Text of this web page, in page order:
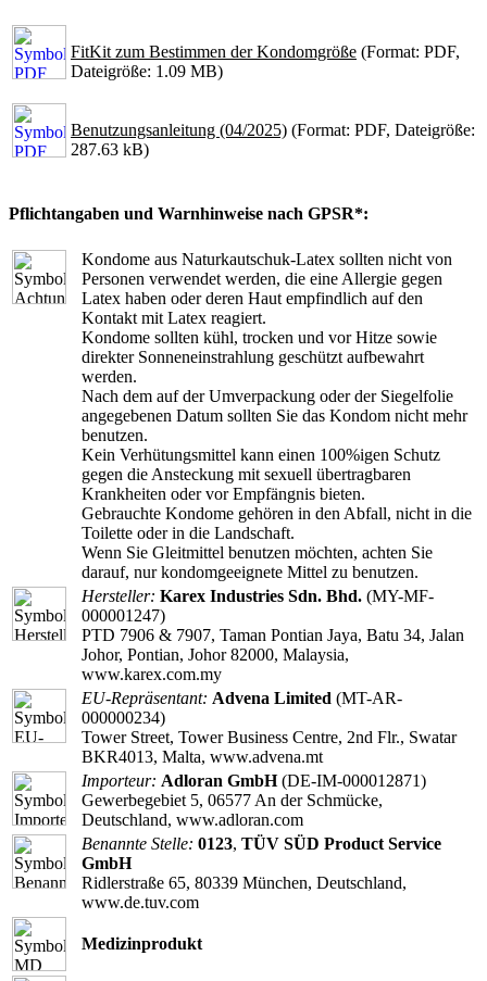
FitKit zum Bestimmen der Kondomgröße (Format: PDF,
Dateigröße: 1.09 MB)
Benutzungsanleitung (04/2025) (Format: PDF, Dateigröße:
287.63 kB)
Pflichtangaben und Warnhinweise nach GPSR*:
Kondome aus Naturkautschuk-Latex sollten nicht von
Personen verwendet werden, die eine Allergie gegen
Latex haben oder deren Haut empfindlich auf den
Kontakt mit Latex reagiert.
Kondome sollten kühl, trocken und vor Hitze sowie
direkter Sonneneinstrahlung geschützt aufbewahrt
werden.
Nach dem auf der Umverpackung oder der Siegelfolie
angegebenen Datum sollten Sie das Kondom nicht mehr
benutzen.
Kein Verhütungsmittel kann einen 100%igen Schutz
gegen die Ansteckung mit sexuell übertragbaren
Krankheiten oder vor Empfängnis bieten.
Gebrauchte Kondome gehören in den Abfall, nicht in die
Toilette oder in die Landschaft.
Wenn Sie Gleitmittel benutzen möchten, achten Sie
darauf, nur kondomgeeignete Mittel zu benutzen.
Hersteller: Karex Industries Sdn. Bhd. (MY-MF-
000001247)
PTD 7906 & 7907, Taman Pontian Jaya, Batu 34, Jalan
Johor, Pontian, Johor 82000, Malaysia,
www.karex.com.my
EU-Repräsentant: Advena Limited (MT-AR-
000000234)
Tower Street, Tower Business Centre, 2nd Flr., Swatar
BKR4013, Malta, www.advena.mt
Importeur: Adloran GmbH(DE-IM-000012871)
Gewerbegebiet 5, 06577 An der Schmücke,
Deutschland, www.adloran.com
Benannte Stelle: 0123, TÜV SÜD Product Service
GmbH
Ridlerstraße 65, 80339 München, Deutschland,
www.de.tuv.com
Medizinprodukt